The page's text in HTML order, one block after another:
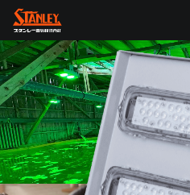
TOP
企業情報
製品情報
テクノロジー